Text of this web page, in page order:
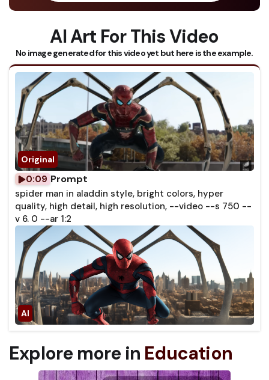
AI Art For This Video
No image generated for this video yet but here is the example.
0:09 Prompt
spider man in aladdin style, bright colors, hyper
quality, high detail, high resolution, --video --s 750 --
v 6. 0 --ar 1:2
Explore more in Education